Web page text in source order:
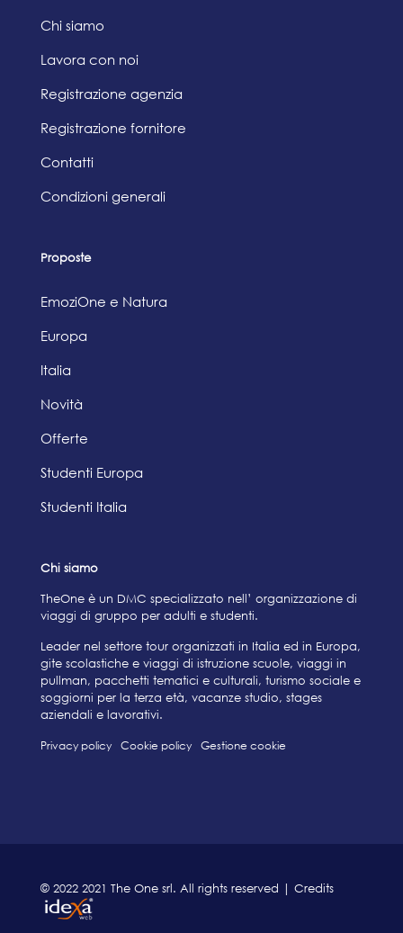
Chi siamo
Lavora con noi
Registrazione agenzia
Registrazione fornitore
Contatti
Condizioni generali
Proposte
EmoziOne e Natura
Europa
Italia
Novità
Offerte
Studenti Europa
Studenti Italia
Chi siamo
TheOne è un DMC specializzato nell’ organizzazione di
viaggi di gruppo per adulti e studenti.
Leader nel settore tour organizzati in Italia ed in Europa,
gite scolastiche e viaggi di istruzione scuole, viaggi in
pullman, pacchetti tematici e culturali, turismo sociale e
soggiorni per la terza età, vacanze studio, stages
aziendali e lavorativi.
Privacy policy Cookie policy Gestione cookie
© 2022 2021 The One srl. All rights reserved | Credits